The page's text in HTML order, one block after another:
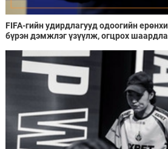
FIFA-гийн удирдлагууд одоогийн
бүрэн дэмжлэг үзүүлж, огцрох